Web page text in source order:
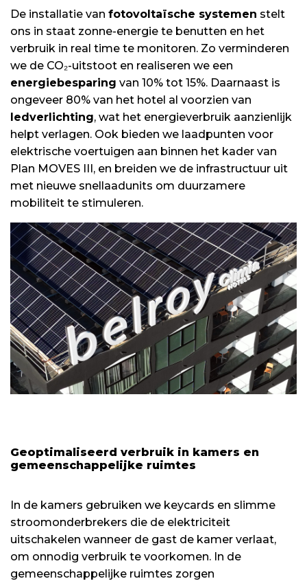
De installatie van fotovoltaïsche systemen stelt
ons in staat zonne-energie te benutten en het
verbruik in real time te monitoren. Zo verminderen
we de CO₂-uitstoot en realiseren we een
energiebesparing van 10% tot 15%. Daarnaast is
ongeveer 80% van het hotel al voorzien van
ledverlichting, wat het energieverbruik aanzienlijk
helpt verlagen. Ook bieden we laadpunten voor
elektrische voertuigen aan binnen het kader van
Plan MOVES III, en breiden we de infrastructuur uit
met nieuwe snellaadunits om duurzamere
mobiliteit te stimuleren.
Geoptimaliseerd verbruik in kamers en
gemeenschappelijke ruimtes
In de kamers gebruiken we keycards en slimme
stroomonderbrekers die de elektriciteit
uitschakelen wanneer de gast de kamer verlaat,
om onnodig verbruik te voorkomen. In de
gemeenschappelijke ruimtes zorgen